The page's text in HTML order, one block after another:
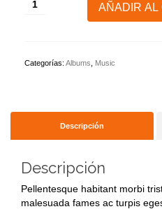
AÑADIR AL
Categorías: Albums Music
Descripción
Descripción
Pellentesque habitant morbi
malesuada fames ac turpis